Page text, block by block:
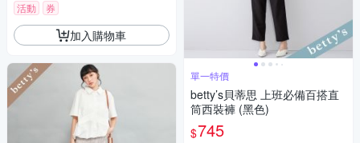
活動 券
加入購物車
單一特價
betty’s貝蒂思 上班必備百搭直
筒西裝褲 (黑色)
$745